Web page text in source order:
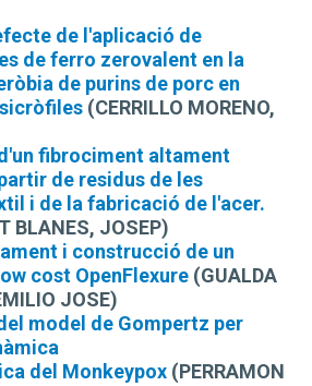
de l'aplicació de
de ferro zerovalent en la
de purins de porc en
(CERRILLO MORENO,
fibrociment altament
de residus de les
i de la fabricació de l'acer.
BLANES, JOSEP)
i construcció de un
cost OpenFlexure (GUALDA
JOSE)
model de Gompertz per
del Monkeypox (PERRAMON